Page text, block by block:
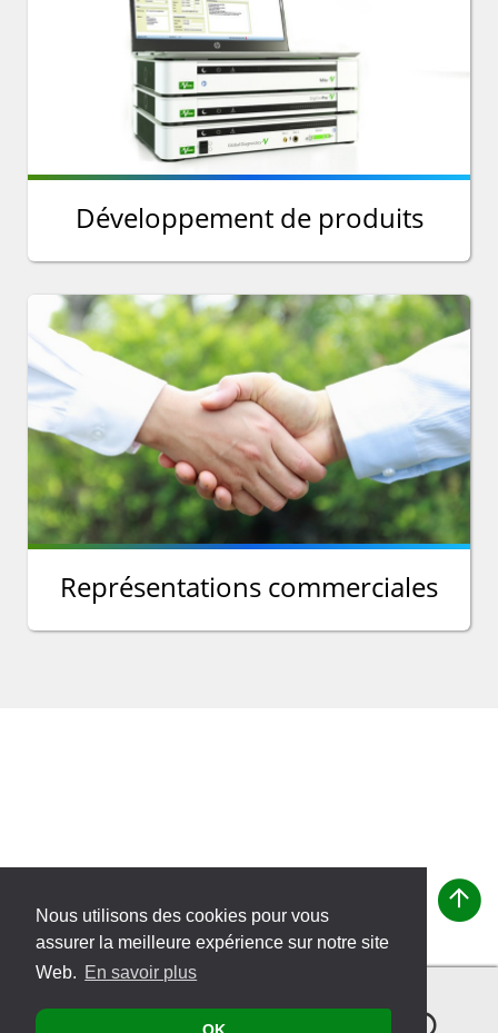
Nous utilisons des cookies pour vous
assurer la meilleure expérience sur notre site
Web. En savoir plus
Développement de produits
Représentations commerciales